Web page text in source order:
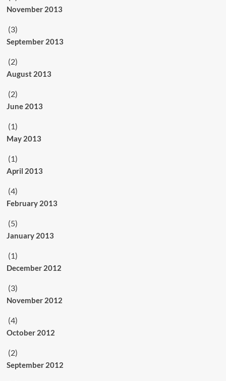
November 2013
(3)
September 2013
(2)
August 2013
(2)
June 2013
(1)
May 2013
(1)
April 2013
(4)
February 2013
(5)
January 2013
(1)
December 2012
(3)
November 2012
(4)
October 2012
(2)
September 2012